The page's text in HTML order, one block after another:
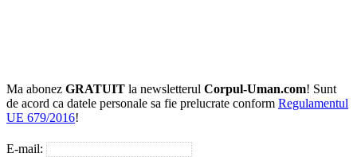
Ma abonez GRATUIT la newsletterul Corpul-Uman.com! Sunt
de acord ca datele personale sa fie prelucrate conform Regulamentul
UE 679/2016!
E-mail: